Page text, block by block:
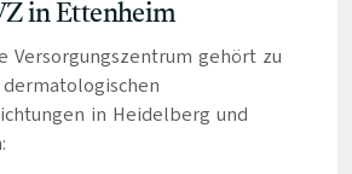
in Ettenheim
Versorgungszentrum gehört zu
in Heidelberg und